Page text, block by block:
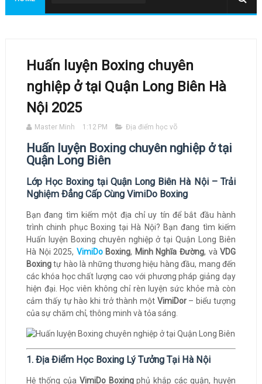
Huấn luyện Boxing chuyên
nghiệp ở tại Quận Long Biên Hà
Nội 2025
Master Minh 1:12 PM Địa điểm học võ
Huấn luyện Boxing chuyên nghiệp ở tại
Quận Long Biên
Lớp Học Boxing tại Quận Long Biên Hà Nội – Trải
Nghiệm Đẳng Cấp Cùng VimiDo Boxing
Bạn đang tìm kiếm một địa chỉ uy tín để bắt đầu hành
trình chinh phục Boxing tại Hà Nội? Bạn đang tìm kiếm
Huấn luyện Boxing chuyên nghiệp ở tại Quận Long Biên
Hà Nội 2025, VimiDoBoxing, Minh Nghĩa Đường, vàVDG
Boxingtự hào là những thương hiệu hàng đầu, mang đến
các khóa học chất lượng cao với phương pháp giảng dạy
hiện đại. Học viên không chỉ rèn luyện sức khỏe mà còn
cảm thấy tự hào khi trở thành một VimiDor– biểu tượng
của sự chăm chỉ, thông minh và tỏa sáng.
1. Địa Điểm Học Boxing Lý Tưởng Tại Hà Nội
Hệ thống của VimiDo Boxingphủ khắp các quận, huyện